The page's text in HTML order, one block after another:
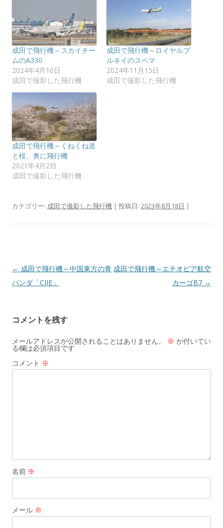
r
で
共
有
(
新
し
い
ウ
ィ
ン
ド
で
開
き
ま
す
)
る
に
は
ク
リ
ッ
し
て
く
だ
さ
(
新
し
い
ウ
ィ
ン
ド
ウ
で
開
き
成田で飛行機～スカイチー
ムのA330
2024年4月10日
成田で撮影した飛行機
成田で飛行機～ロイヤルブ
ルネイのスペマ
2024年11月15日
成田で撮影した飛行機
成田で飛行機～くねくね道
と桜、奥に飛行機
2021年4月2日
成田で撮影した飛行機
カテゴリー: 成田で撮影した飛行機 | 投稿日: 2023年8月18日 |
投
稿
ゲ
ー
シ
ョ
← 成田で飛行機～中国東方の青
パンダ「CIIE」
成田で飛行機～エチオピア航空
カーゴB7 →
コメントを残す
メールアドレスが公開されることはありません。 ※ が付いてい
る欄は必須項目です
コメント ※
名前 ※
メール ※